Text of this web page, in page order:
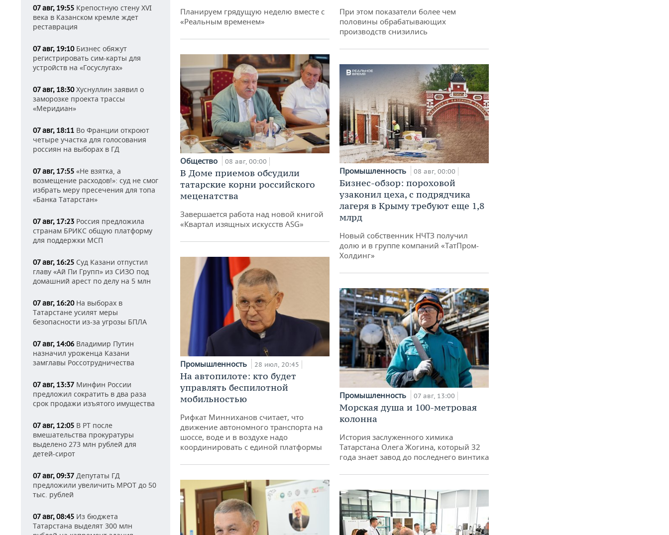
07 авг, 19:55 Крепостную стену XVI
века в Казанском кремле ждет
реставрация
07 авг, 19:10Бизнес обяжут
регистрировать сим-карты для
устройств на «Госуслугах»
07 авг, 18:30Хуснуллин заявил о
заморозке проекта трассы
«Меридиан»
07 авг, 18:11 Во Франции откроют
четыре участка для голосования
россиян на выборах в ГД
07 авг, 17:55 «Не взятка, а
возмещение расходов!»: суд не смог
избрать меру пресечения для топа
«Банка Татарстан»
07 авг, 17:23 Россия предложила
странам БРИКС общую платформу
для поддержки МСП
07 авг, 16:25 Суд Казани отпустил
главу «Ай Пи Групп» из СИЗО под
домашний арест по делу на 5 млн
07 авг, 16:20На выборах в
Татарстане усилят меры
безопасности из-за угрозы БПЛА
07 авг, 14:06 Владимир Путин
назначил уроженца Казани
замглавы Россотрудничества
07 авг, 13:37 Минфин России
предложил сократить в два раза
срок продажи изъятого имущества
07 авг, 12:05 В РТ после
вмешательства прокуратуры
выделено 273 млн рублей для
детей-сирот
07 авг, 09:37 Депутаты ГД
предложили увеличить МРОТ до 50
тыс. рублей
07 авг, 08:45 Из бюджета
Татарстана выделят 300 млн
Планируем грядущую неделю вместе с
«Реальным временем»
Общество 08 авг, 00:00
В Доме приемов обсудили
татарские корни российского
меценатства
Завершается работа над новой книгой
«Квартал изящных искусств ASG»
Промышленность 28 июл, 20:45
На автопилоте: кто будет
управлять беспилотной
мобильностью
Рифкат Минниханов считает, что
движение автономного транспорта на
шоссе, воде и в воздухе надо
координировать с единой платформы
При этом показатели более чем
половины обрабатывающих
производств снизились
Промышленность 08 авг, 00:00
Бизнес-обзор: пороховой
узаконил цеха, с подрядчика
лагеря в Крыму требуют еще 1,8
млрд
Новый собственник НЧТЗ получил
долю и в группе компаний «ТатПром-
Холдинг»
Промышленность 07 авг, 13:00
Морская душа и 100-метровая
колонна
История заслуженного химика
Татарстана Олега Жогина, который 32
года знает завод до последнего винтика